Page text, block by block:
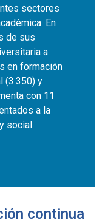
sectores
En
de sus
a
en formación
(3.350) y
con 11
a la
social.
continua